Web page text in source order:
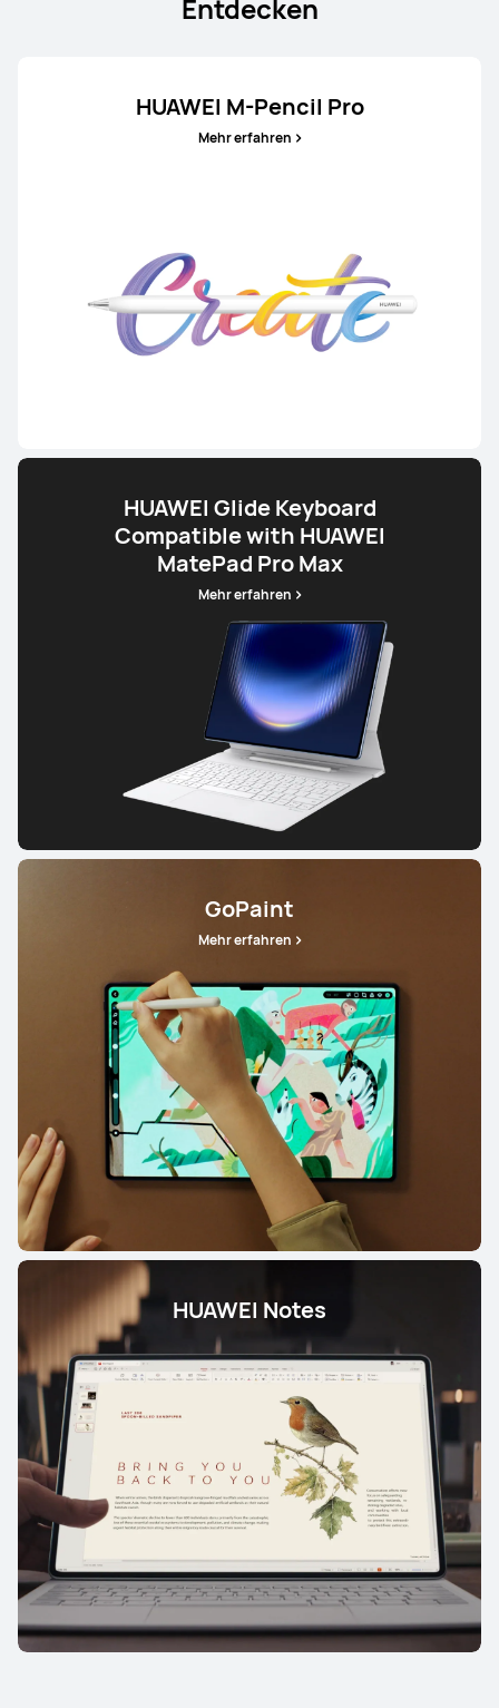
Entdecken
HUAWEI M-Pencil Pro
Mehr erfahren
HUAWEI Glide Keyboard
Compatible with HUAWEI
MatePad Pro Max
Mehr erfahren
GoPaint
Mehr erfahren
HUAWEI Notes